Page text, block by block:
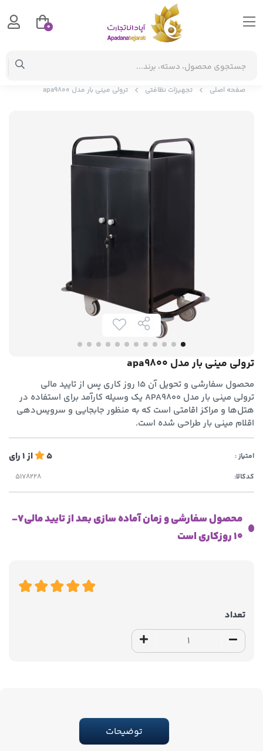
صفحه اصلی تجهیزات نظافتی ترولی مینی بار مدل apa9800
ترولی مینی بار مدل apa9800
محصول سفارشی و تحویل آن 15 روز کاری پس از تایید مالی
ترولی مینی بار مدل APA9800 یک وسیله کارآمد برای استفاده در
هتل‌ها و مراکز اقامتی است که به منظور جابجایی و سرویس‌دهی
اقلام مینی بار طراحی شده است.
امتیاز : 5 از1رای
کدکالا:
محصول سفارشی و زمان آماده سازی بعد از تایید مالی7-
10 روزکاری است
تعداد
توضیحات
0